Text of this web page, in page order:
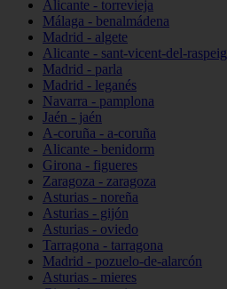
Alicante - torrevieja
Málaga - benalmádena
Madrid - algete
Alicante - sant-vicent-del-raspeig
Madrid - parla
Madrid - leganés
Navarra - pamplona
Jaén - jaén
A-coruña - a-coruña
Alicante - benidorm
Girona - figueres
Zaragoza - zaragoza
Asturias - noreña
Asturias - gijón
Asturias - oviedo
Tarragona - tarragona
Madrid - pozuelo-de-alarcón
Asturias - mieres